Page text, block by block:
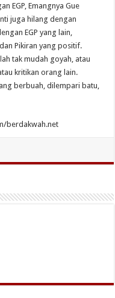
EGP, Emangnya Gue
juga hilang dengan
EGP yang lain,
Pikiran yang positif.
tak mudah goyah, atau
kritikan orang lain.
berbuah, dilempari batu,
berdakwah.net